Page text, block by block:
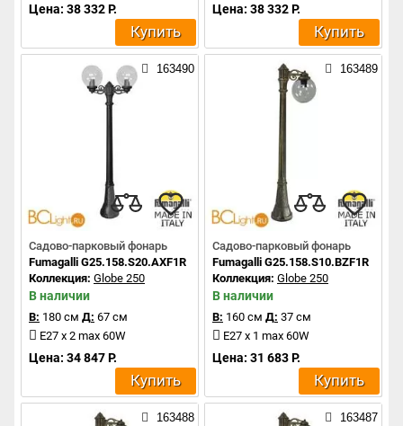
Цена: 38 332 Р.
Купить
Цена: 38 332 Р.
Купить
163490
Садово-парковый фонарь
Fumagalli G25.158.S20.AXF1R
Коллекция: Globe 250
В наличии
В: 180 см Д: 67 см
E27 x 2 max 60W
Цена: 34 847 Р.
Купить
163489
Садово-парковый фонарь
Fumagalli G25.158.S10.BZF1R
Коллекция: Globe 250
В наличии
В: 160 см Д: 37 см
E27 x 1 max 60W
Цена: 31 683 Р.
Купить
163488 163487